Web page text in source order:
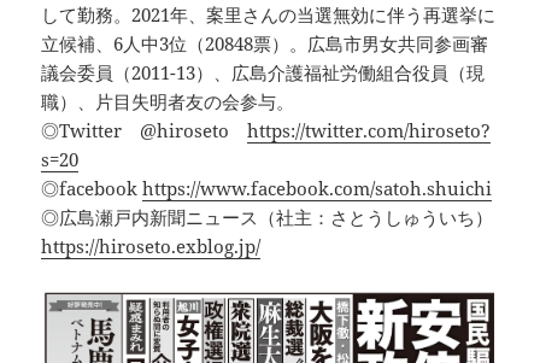
して勤務。2021年、案里さんの当選無効に伴う再選挙に
立候補、6人中3位（20848票）。広島市男女共同参画審
議会委員（2011-13）、広島介護福祉労働組合役員（現
職）、片目失明者友の会参与。
◎Twitter @hirosetohttps://twitter.com/hiroseto?
s=20
◎facebookhttps://www.facebook.com/satoh.shuichi
◎広島瀬戸内新聞ニュース（社主：さとうしゅういち）
https://hiroseto.exblog.jp/